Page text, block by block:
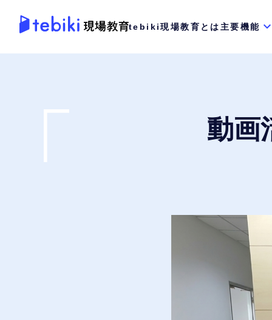
tebiki現場教育とは 主要機能
動画